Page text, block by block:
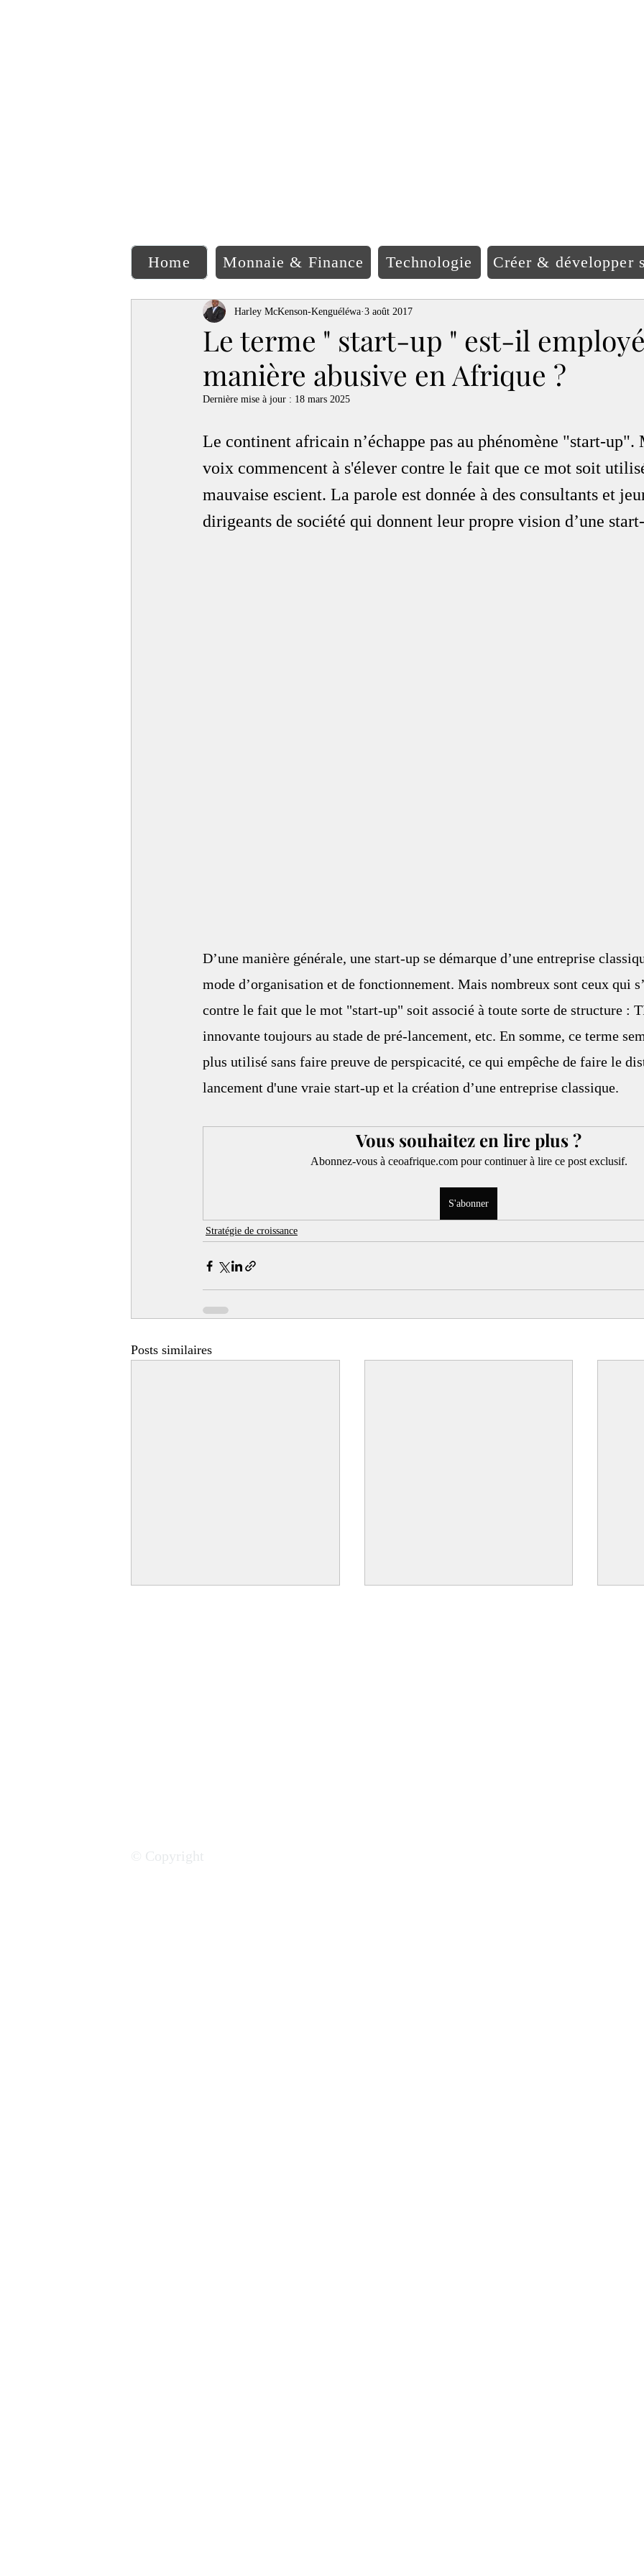
Home Monnaie & Finance Technologie Créer & développer
Le terme " start-up " est-il
manière abusive en Afrique ?
Harley McKenson-Kenguéléwa 3 août 2017
Dernière mise à jour : 18 mars 2025
Le continent africain n’échappe pas au phénomène "start-up".
voix commencent à s'élever contre le fait que ce mot soit
mauvaise escient. La parole est donnée à des consultants et
dirigeants de société qui donnent leur propre vision d’une
D’une manière générale, une start-up se démarque d’une entreprise
mode d’organisation et de fonctionnement. Mais nombreux sont ceux qui
contre le fait que le mot "start-up" soit associé à toute sorte de structure :
innovante toujours au stade de pré-lancement, etc. En somme, ce terme
plus utilisé sans faire preuve de perspicacité, ce qui empêche de faire le
lancement d'une vraie start-up et la création d’une entreprise classique.
Vous souhaitez en lire plus ?
Abonnez-vous à ceoafrique.com pour continuer à lire ce post exclusif.
S'abonner
Stratégie de croissance
Posts similaires
© Copyright